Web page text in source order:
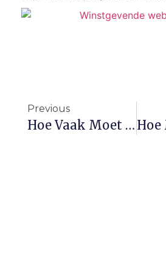
Previous
Hoe Vaak Moet Ik Posten Op Social Media? Richtlijnen Voor Maximale Impact